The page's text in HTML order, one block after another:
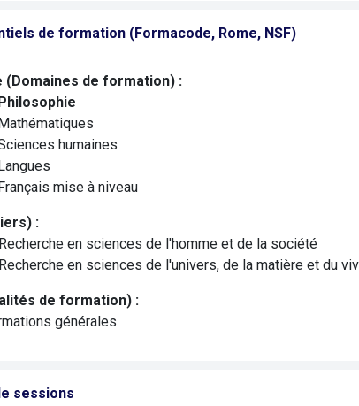
de formation (Formacode, Rome, NSF)
(Domaines de formation) :
humaines
mise à niveau
:
en sciences de l'homme et de la société
en sciences de l'univers, de la matière et du
de formation) :
générales
sessions